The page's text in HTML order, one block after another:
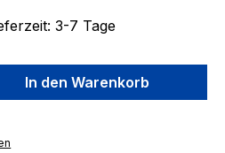
3-7 Tage
Gib den
In den Warenkorb